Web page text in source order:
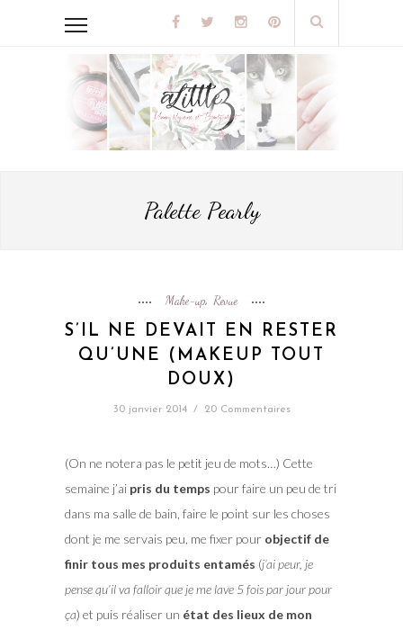
Palette Pearly
Make-up, Revue
S’IL NE DEVAIT EN RESTER
QU’UNE (MAKEUP TOUT
DOUX)
30 janvier 2014 / 20 Commentaires
(On ne notera pas le petit jeu de mots…) Cette
semaine j’aipris du temps pour faire un peu de tri
dans ma salle de bain, faire le point sur les choses
dont je me servais peu, me fixer pourobjectif de
finir tous mes produits entamés (j’ai peur, je
pense qu’il va falloir que je me lave 5 fois par jour pour
ça) et puis réaliser un état des lieux de mon